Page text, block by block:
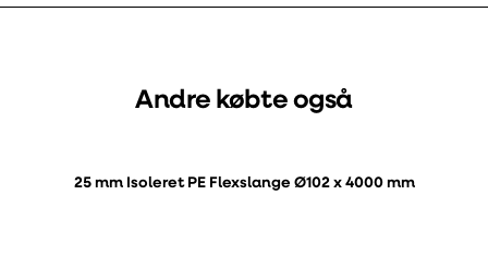
Andre købte også
25 mm Isoleret PE Flexslange Ø102 x 4000 mm